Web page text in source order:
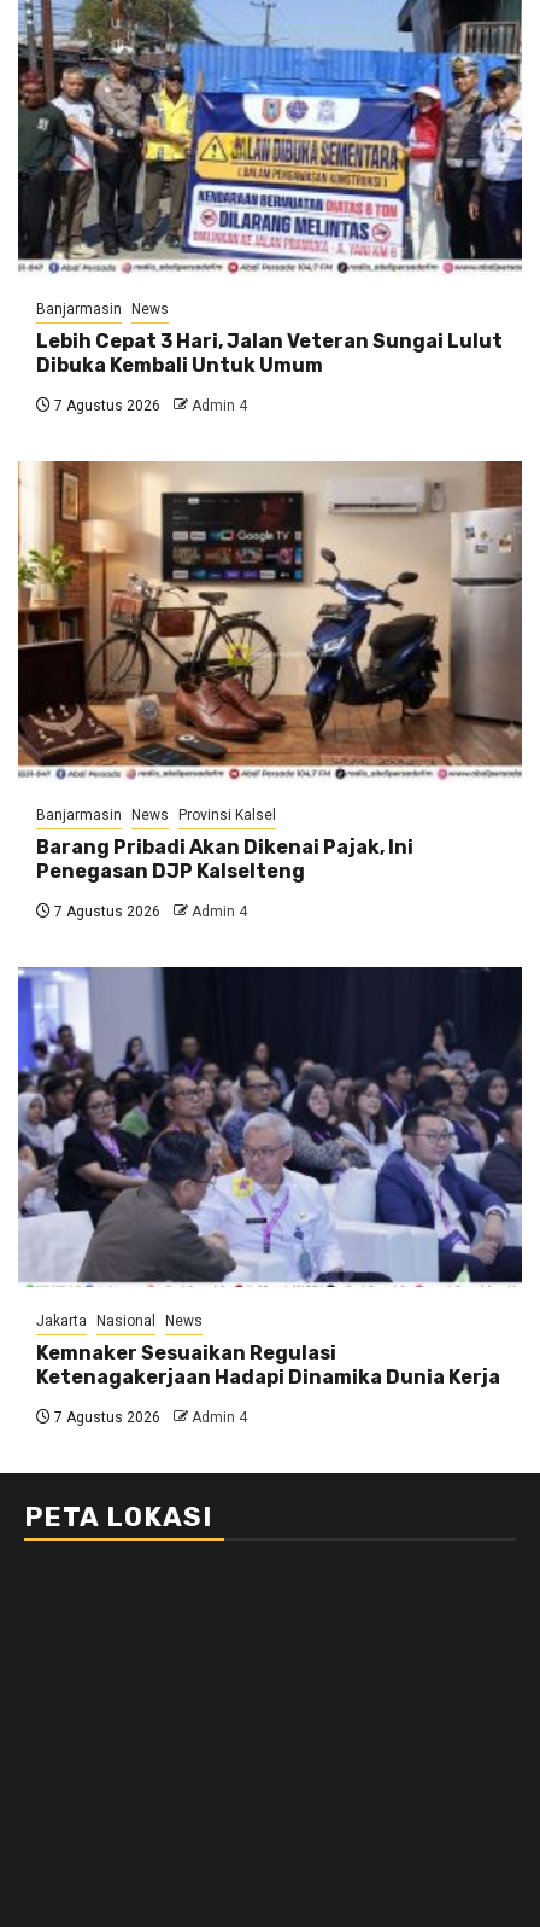
Banjarmasin News
Lebih Cepat 3 Hari, Jalan Veteran Sungai Lulut
Dibuka Kembali Untuk Umum
7 Agustus 2026 Admin 4
Banjarmasin News Provinsi Kalsel
Barang Pribadi Akan Dikenai Pajak, Ini
Penegasan DJP Kalselteng
7 Agustus 2026 Admin 4
Jakarta Nasional News
Kemnaker Sesuaikan Regulasi
Ketenagakerjaan Hadapi Dinamika Dunia Kerja
7 Agustus 2026 Admin 4
PETA LOKASI